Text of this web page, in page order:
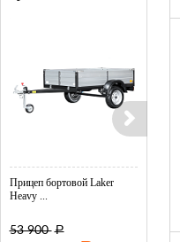
Прицеп бортовой Laker
Heavy ...
53 900 Р